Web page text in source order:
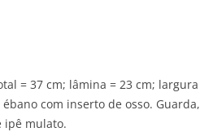
= 37 cm; lâmina = 23 cm; largura
com inserto de osso. Guarda,
ipê mulato.